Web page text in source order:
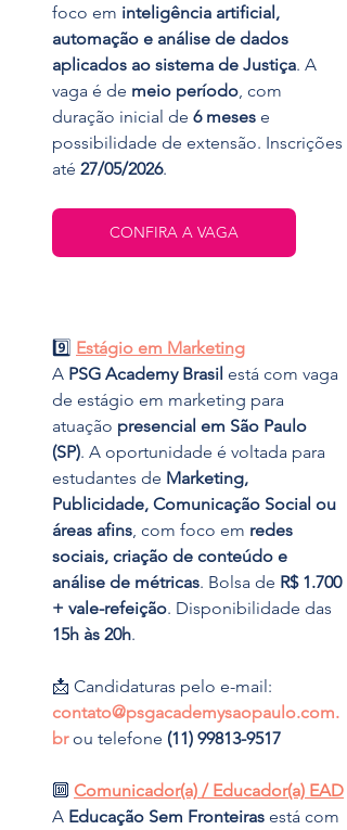
foco em inteligência artificial,
automação e análise de dados
aplicados ao sistema de Justiça. A
vaga é de meio período , com
duração inicial de 6 meses e
possibilidade de extensão. Inscrições
até 27/05/2026.
CONFIRA A VAGA
9️⃣ Estágio em Marketing
A PSG Academy Brasil está com vaga
de estágio em marketing para
atuação presencial em São Paulo
(SP). A oportunidade é voltada para
estudantes de Marketing,
Publicidade, Comunicação Social ou
áreas afins , com foco em redes
sociais, criação de conteúdo e
análise de métricas. Bolsa de R$ 1.700
+ vale-refeição. Disponibilidade das
15h às 20h.
📩 Candidaturas pelo e-mail:
contato@psgacademysaopaulo.com.
br ou telefone (11) 99813-9517
🔟 Comunicador(a) / Educador(a) EAD
A Educação Sem Fronteiras está com